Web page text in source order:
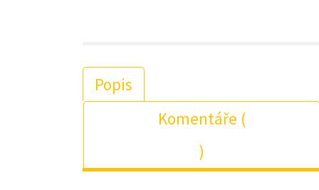
Popis
Komentáře (
)